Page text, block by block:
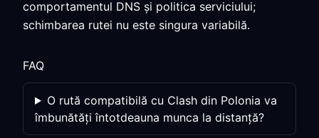
comportamentul DNS și politica serviciului;
schimbarea rutei nu este singura variabilă.
FAQ
O rută compatibilă cu Clash din Polonia va
îmbunătăți întotdeauna munca la distanță?